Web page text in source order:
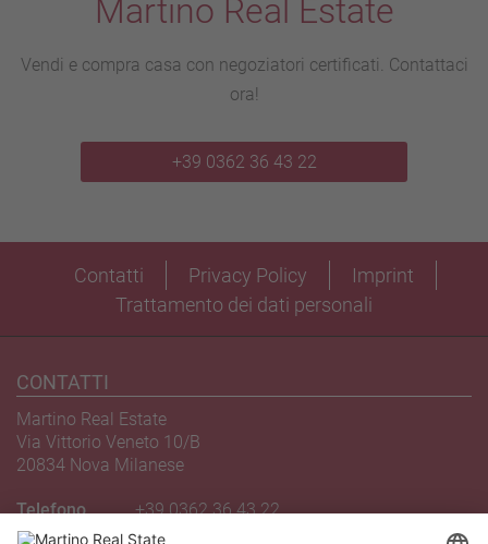
Martino Real Estate
Vendi e compra casa con negoziatori certificati. Contattaci
ora!
+39 0362 36 43 22
Contatti Privacy Policy
Imprint
Trattamento dei dati personali
CONTATTI
Martino Real Estate
Via Vittorio Veneto 10/B
20834 Nova Milanese
Telefono
+39 0362 36 43 22
Email
novamilanese@martinoagency.it